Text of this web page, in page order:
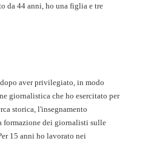
da 44 anni, ho una figlia e tre
aver privilegiato, in modo
giornalistica che ho esercitato per
storica, l'insegnamento
formazione dei giornalisti sulle
15 anni ho lavorato nei